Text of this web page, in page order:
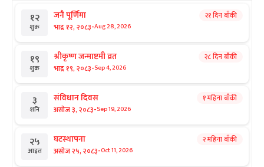
१२
शुक्र
जनै पूर्णिमा
भाद्र १२, २०८३-Aug 28, 2026
२१ दिन बाँकी
१९
शुक्र
श्रीकृष्ण जन्माष्टमी व्रत
भाद्र १९, २०८३-Sep 4, 2026
२८ दिन बाँकी
३
शनि
संविधान दिवस
असोज ३, २०८३-Sep 19, 2026
१ महिना बाँकी
२५
आइत
घटस्थापना
असोज २५, २०८३-Oct 11, 2026
२ महिना बाँकी